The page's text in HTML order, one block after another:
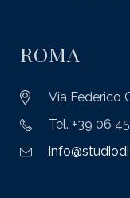
ROMA
Via Federico
Tel. +39 06